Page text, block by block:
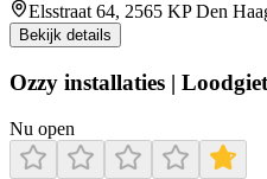
Elsstraat 64, 2565 KP Den
Bekijk details
Ozzy installaties |
Nu open